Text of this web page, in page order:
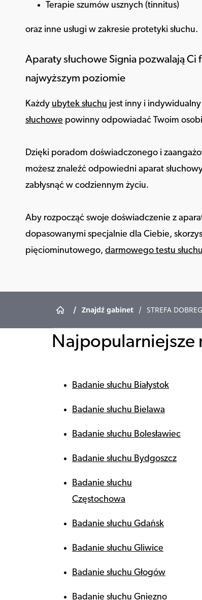
Terapie szumów usznych (tinnitus)
oraz inne usługi w zakresie protetyki słuchu.
Aparaty słuchowe Signia pozwalają Ci
najwyższym poziomie
Każdy ubytek słuchu jest inny i indywidualny
słuchowe powinny odpowiadać Twoim
Dzięki poradom doświadczonego i
możesz znaleźć odpowiedni aparat
zabłysnąć w codziennym życiu.
Aby rozpocząć swoje doświadczenie z
dopasowanymi specjalnie dla Ciebie,
pięciominutowego, darmowego testu
/ Znajdź gabinet / STREFA
Najpopularniejsze
Badanie słuchu Białystok
Badanie słuchu Bielawa
Badanie słuchu Bolesławiec
Badanie słuchu Bydgoszcz
Badanie słuchu
Częstochowa
Badanie słuchu Gdańsk
Badanie słuchu Gliwice
Badanie słuchu Głogów
Badanie słuchu Gniezno